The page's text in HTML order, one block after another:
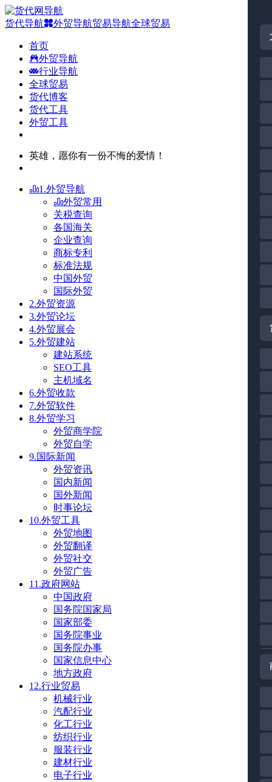
货代导航 外贸导航贸易导航全球贸易
首页
外贸导航
行业导航
全球贸易
货代博客
货代工具
外贸工具
英雄，愿你有一份不悔的爱情！
1.外贸导航
外贸常用
关税查询
各国海关
企业查询
商标专利
标准法规
中国外贸
国际外贸
2.外贸资源
3.外贸论坛
4.外贸展会
5.外贸建站
建站系统
SEO工具
主机域名
6.外贸收款
7.外贸软件
8.外贸学习
外贸商学院
外贸自学
9.国际新闻
外贸资讯
国内新闻
国外新闻
时事论坛
10.外贸工具
外贸地图
外贸翻译
外贸社交
外贸广告
11.政府网站
中国政府
国务院国家局
国家部委
国务院事业
国务院办事
国家信息中心
地方政府
12.行业贸易
机械行业
汽配行业
化工行业
纺织行业
服装行业
建材行业
电子行业